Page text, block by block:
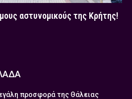
αστυνομικούς της Κρήτης!
προσφορά της Θάλειας